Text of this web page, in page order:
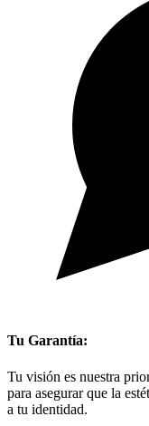
Tu Garantía:
Tu visión es nuestra
para asegurar que la
a tu identidad.